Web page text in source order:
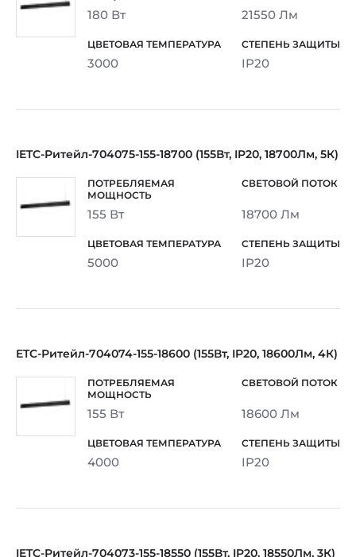
180 Вт 21550 Лм
3000 IP20
IETC-Ритейл-704075-155-18700 (155Вт, IP20, 18700Лм, 5К)
155 Вт 18700 Лм
5000 IP20
ETC-Ритейл-704074-155-18600 (155Вт, IP20, 18600Лм, 4К)
155 Вт 18600 Лм
4000 IP20
IETC-Ритейл-704073-155-18550 (155Вт, IP20, 18550Лм, 3К)